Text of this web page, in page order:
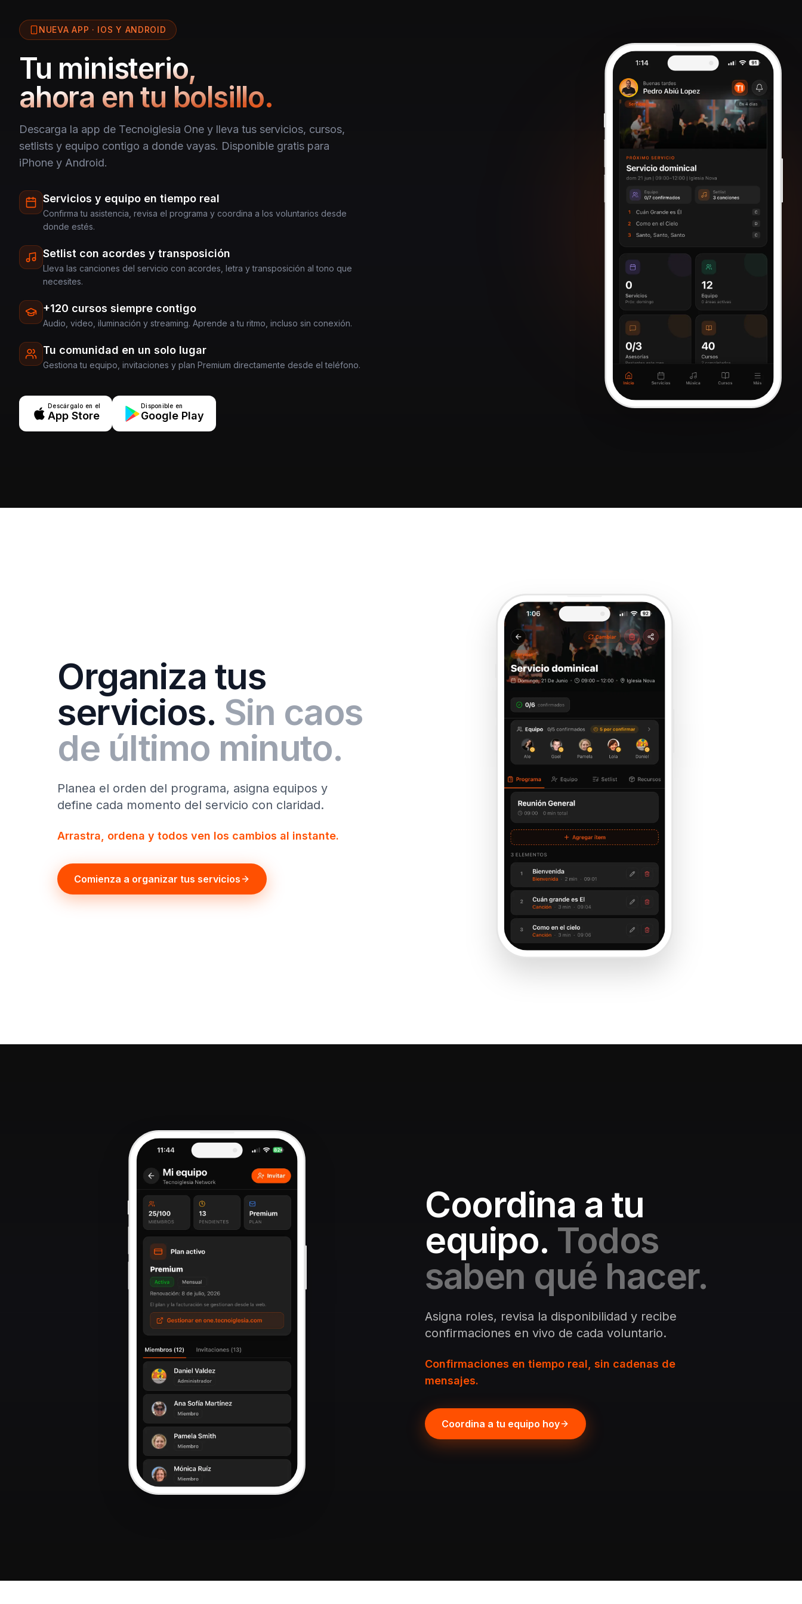
NUEVA APP · IOS Y ANDROID
Tu ministerio,
ahora en tu bolsillo.
Descarga la app de Tecnoiglesia One y lleva tus servicios, cursos,
setlists y equipo contigo a donde vayas. Disponible gratis para
iPhone y Android.
Servicios y equipo en tiempo real
Confirma tu asistencia, revisa el programa y coordina a los voluntarios desde
donde estés.
Setlist con acordes y transposición
Lleva las canciones del servicio con acordes, letra y transposición al tono que
necesites.
+120 cursos siempre contigo
Audio, video, iluminación y streaming. Aprende a tu ritmo, incluso sin conexión.
Tu comunidad en un solo lugar
Gestiona tu equipo, invitaciones y plan Premium directamente desde el teléfono.
Descárgalo en el
App Store
Disponible en
Google Play
Organiza tus
servicios. Sin caos
de último minuto.
Planea el orden del programa, asigna equipos y
define cada momento del servicio con claridad.
Arrastra, ordena y todos ven los cambios al instante.
Comienza a organizar tus servicios
Coordina a tu
equipo. Todos
saben qué hacer.
Asigna roles, revisa la disponibilidad y recibe
confirmaciones en vivo de cada voluntario.
Confirmaciones en tiempo real, sin cadenas de
mensajes.
Coordina a tu equipo hoy